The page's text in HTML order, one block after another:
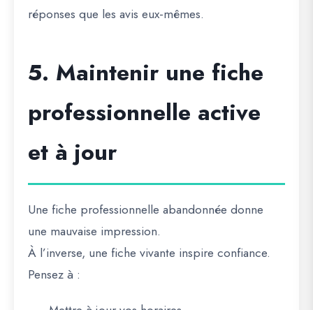
réponses que les avis eux-mêmes.
5. Maintenir une fiche
professionnelle active
et à jour
Une fiche professionnelle abandonnée donne
une mauvaise impression.
À l’inverse, une fiche vivante inspire confiance.
Pensez à :